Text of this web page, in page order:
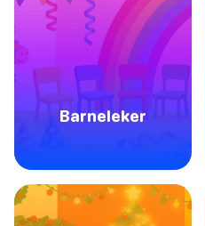
Barneleker